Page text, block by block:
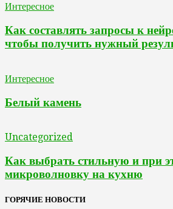
Интересное
Как составлять запросы к
чтобы получить нужный
Интересное
Белый камень
Uncategorized
Как выбрать стильную и при
микроволновку на кухню
ГОРЯЧИЕ НОВОСТИ